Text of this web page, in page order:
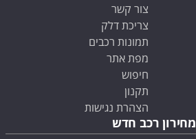
צור קשר
צריכת דלק
תמונות רכבים
מפת אתר
חיפוש
תקנון
הצהרת נגישות
מחירון רכב חדש